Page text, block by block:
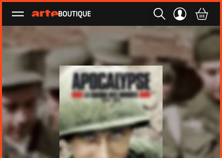
Ouvrir le menu